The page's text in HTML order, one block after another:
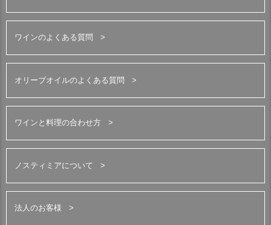
ワインのよくある質問
オリーブオイルのよくある質問
ワインと料理の合わせ方
ノスティミアについて
法人のお客様